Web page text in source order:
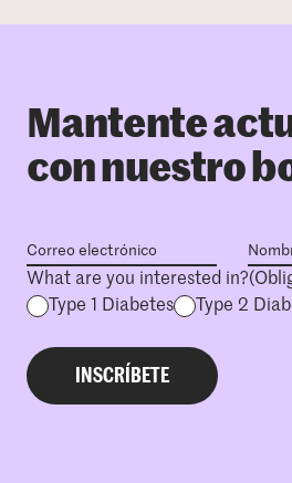
Mantente
con nuestro
What are you interested in?
Type 1 Diabetes
Type 2